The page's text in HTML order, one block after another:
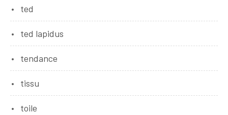
ted
ted lapidus
tendance
tissu
toile